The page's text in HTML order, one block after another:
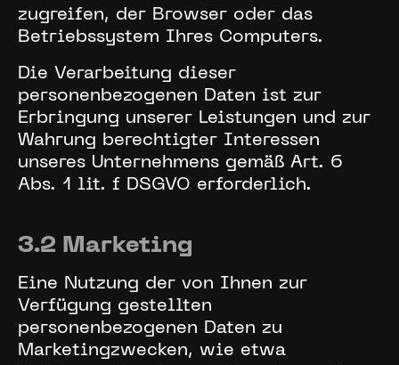
zugreifen, der Browser oder das
Betriebssystem Ihres Computers.
Die Verarbeitung dieser
personenbezogenen Daten ist zur
Erbringung unserer Leistungen und zur
Wahrung berechtigter Interessen
unseres Unternehmens gemäß Art. 6
Abs. 1 lit. f DSGVO erforderlich.
3.2 Marketing
Eine Nutzung der von Ihnen zur
Verfügung gestellten
personenbezogenen Daten zu
Marketingzwecken, wie etwa